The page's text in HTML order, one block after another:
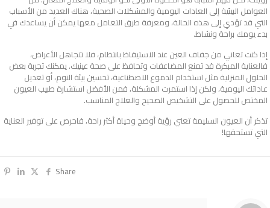
العوامل البيئية إلى العادات اليومية والمشكلات الصحية، هناك العديد من الأسباب
التي قد تؤدي إلى هذه الحالة، ومعرفة طرق التعامل معها يمكن أن يساعدك في
بدء يومك براحة ونشاط.
إذا كنت تعاني من جفاف العين عند الاستيقاظ بانتظام، فلا تتجاهل الأعراض،
فالعناية المبكرة قد تمنع المضاعفات وتحافظ على صحة عينيك. يمكنك تجربة بعض
الحلول المنزلية مثل استخدام الدموع الاصطناعية، تحسين بيئة النوم، أو تعديل
عاداتك اليومية، ولكن إذا استمرت المشكلة، فمن الأفضل استشارة طبيب العيون
المختص للحصول على التشخيص الصحيح والعلاج المناسب.
تذكر أن العيون السليمة تعني رؤية أوضح وحياة أكثر راحة، فاحرص على توفير العناية
التي تستحقها!
Share